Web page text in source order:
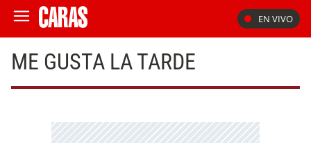
EN VIVO
ME GUSTA LA TARDE